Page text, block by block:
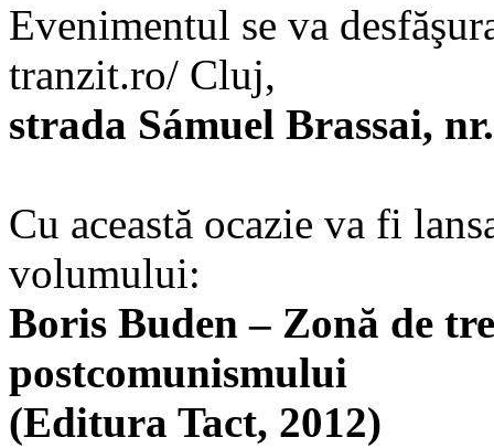
Evenimentul se va
tranzit.ro/ Cluj,
strada Sámuel Brassai,
Cu această ocazie va fi
volumului:
Boris Buden – Zonă de
postcomunismului
(Editura Tact, 2012)